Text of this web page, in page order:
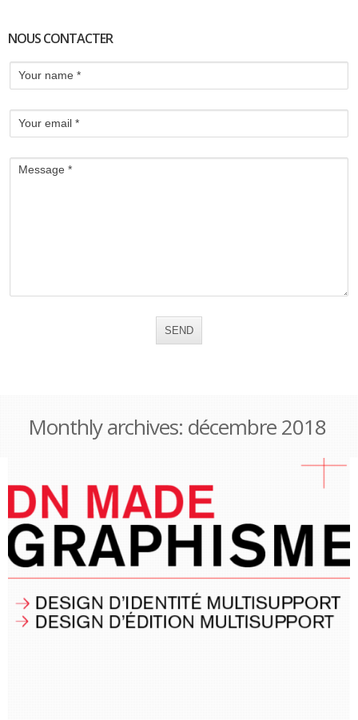
NOUS CONTACTER
Monthly archives: décembre 2018